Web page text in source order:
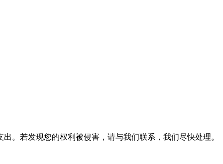
。若发现您的权利被侵害，请与我们联系，我们尽快处理。